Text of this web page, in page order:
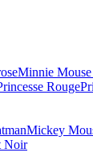
Minnie
Rouge
Mickey
Noir